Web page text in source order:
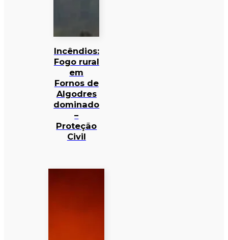
Incêndios:
Fogo rural
em
Fornos de
Algodres
dominado
–
Proteção
Civil